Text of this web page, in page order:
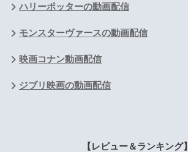
ハリーポッターの動画配信
モンスターヴァースの動画配信
映画コナン動画配信
ジブリ映画の動画配信
【レビュー＆ランキング】